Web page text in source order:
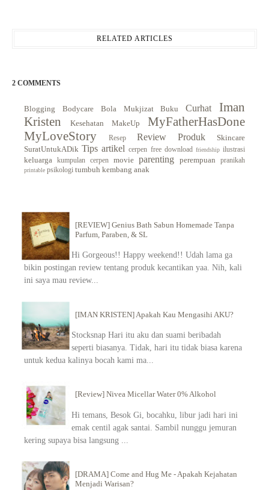
RELATED ARTICLES
2 COMMENTS
Blogging Bodycare Bola Mukjizat Buku Curhat
Iman
Kristen
Kesehatan MakeUp
MyFatherHasDone
MyLoveStory
Resep Review Produk
Skincare
SuratUntukADik Tips artikel cerpen free download friendship ilustrasi
keluarga kumpulan cerpen movie parenting perempuan pranikah
printable psikologi tumbuh kembang anak
[REVIEW] Genius Bath Sabun Homemade Tanpa
Parfum, Paraben, & SL
Hi Gorgeous!! Happy weekend!! Udah lama ga
bikin postingan review tentang produk kecantikan yaa. Nih, kali
ini saya mau review...
[IMAN KRISTEN] Apakah Kau Mengasihi AKU?
Stocksnap Hari itu aku dan suami beribadah
seperti biasanya. Tidak, hari itu tidak biasa karena
untuk kedua kalinya bocah kami ma...
[Review] Nivea Micellar Water 0% Alkohol
Hi temans, Besok Gi, bocahku, libur jadi hari ini
emak centil agak santai. Sambil nunggu jemuran
kering supaya bisa langsung ...
[DRAMA] Come and Hug Me - Apakah Kejahatan
Menjadi Warisan?